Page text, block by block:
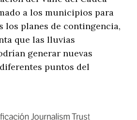
a los municipios para
los planes de contingencia,
que las lluvias
generar nuevas
puntos del